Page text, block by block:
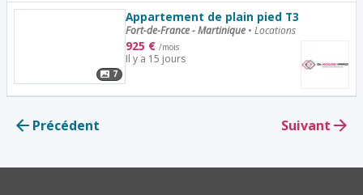
7
Appartement de plain pied T3
Fort-de-France - Martinique • Locations
925 € /mois
Il y a 15 jours
Précédent Suivant